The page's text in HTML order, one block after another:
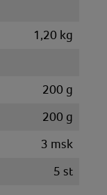
1,20 kg
200 g
200 g
3 msk
5 st